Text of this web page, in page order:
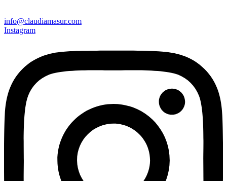
info@claudiamasur.com
Instagram